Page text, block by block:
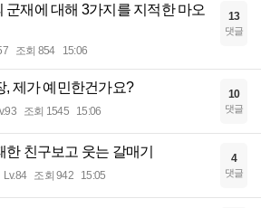
군재에 대해 3가지를 지적한 마오
조회 854 15:06
13
댓글
, 제가 예민한건가요?
조회 1545 15:06
10
댓글
한 친구보고 웃는 갈매기
Lv.84 조회 942 15:05
4
댓글